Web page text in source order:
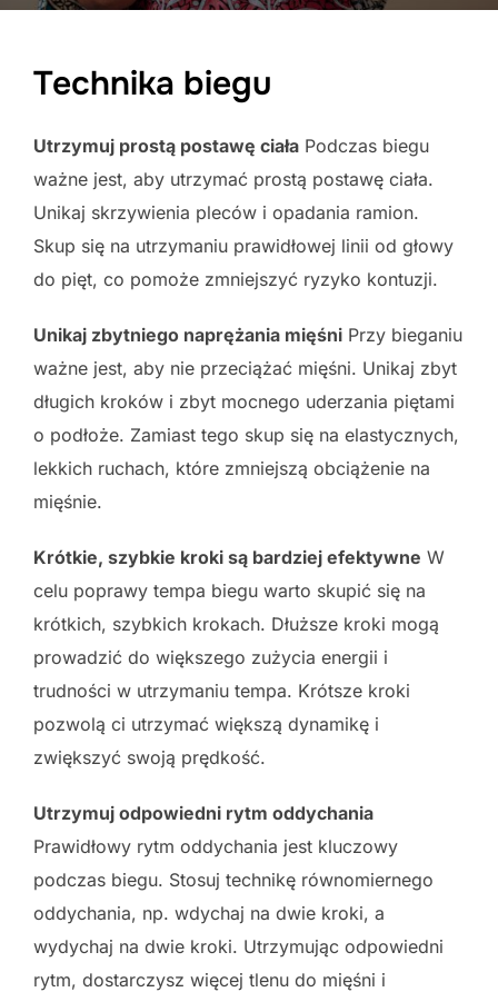
Technika biegu
Utrzymuj prostą postawę ciała Podczas biegu
ważne jest, aby utrzymać prostą postawę ciała.
Unikaj skrzywienia pleców i opadania ramion.
Skup się na utrzymaniu prawidłowej linii od głowy
do pięt, co pomoże zmniejszyć ryzyko kontuzji.
Unikaj zbytniego naprężania mięśni Przy bieganiu
ważne jest, aby nie przeciążać mięśni. Unikaj zbyt
długich kroków i zbyt mocnego uderzania piętami
o podłoże. Zamiast tego skup się na elastycznych,
lekkich ruchach, które zmniejszą obciążenie na
mięśnie.
Krótkie, szybkie kroki są bardziej efektywne W
celu poprawy tempa biegu warto skupić się na
krótkich, szybkich krokach. Dłuższe kroki mogą
prowadzić do większego zużycia energii i
trudności w utrzymaniu tempa. Krótsze kroki
pozwolą ci utrzymać większą dynamikę i
zwiększyć swoją prędkość.
Utrzymuj odpowiedni rytm oddychania
Prawidłowy rytm oddychania jest kluczowy
podczas biegu. Stosuj technikę równomiernego
oddychania, np. wdychaj na dwie kroki, a
wydychaj na dwie kroki. Utrzymując odpowiedni
rytm, dostarczysz więcej tlenu do mięśni i